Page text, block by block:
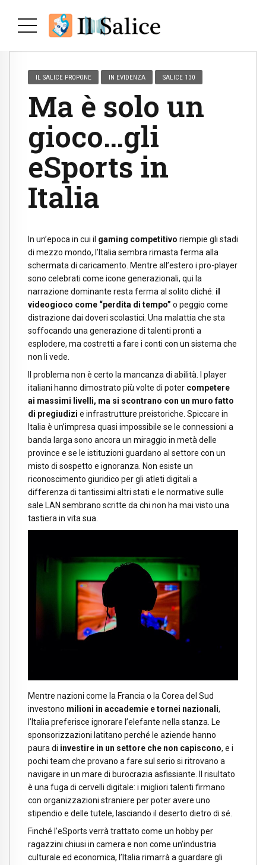
IL SALICE PROPONE IN EVIDENZA SALICE 130
Ma è solo un
gioco…gli
eSports in
Italia
In un’epoca in cui il gaming competitivo riempie gli stadi
di mezzo mondo, l’Italia sembra rimasta ferma alla
schermata di caricamento. Mentre all’estero i pro-player
sono celebrati come icone generazionali, qui la
narrazione dominante resta ferma al solito cliché: il
videogioco come “perdita di tempo” o peggio come
distrazione dai doveri scolastici. Una malattia che sta
soffocando una generazione di talenti pronti a
esplodere, ma costretti a fare i conti con un sistema che
non li vede.
Il problema non è certo la mancanza di abilità. I player
italiani hanno dimostrato più volte di poter competere
ai massimi livelli, ma si scontrano con un muro fatto
di pregiudizi e infrastrutture preistoriche. Spiccare in
Italia è un’impresa quasi impossibile se le connessioni a
banda larga sono ancora un miraggio in metà delle
province e se le istituzioni guardano al settore con un
misto di sospetto e ignoranza. Non esiste un
riconoscimento giuridico per gli atleti digitali a
differenza di tantissimi altri stati e le normative sulle
sale LAN sembrano scritte da chi non ha mai visto una
tastiera in vita sua.
Mentre nazioni come la Francia o la Corea del Sud
investono milioni in accademie e tornei nazionali,
l’Italia preferisce ignorare l’elefante nella stanza. Le
sponsorizzazioni latitano perché le aziende hanno
paura di investire in un settore che non capiscono, e i
pochi team che provano a fare sul serio si ritrovano a
navigare in un mare di burocrazia asfissiante. Il risultato
è una fuga di cervelli digitale: i migliori talenti firmano
con organizzazioni straniere per poter avere uno
stipendio e delle tutele, lasciando il deserto dietro di sé.
Finché l’eSports verrà trattato come un hobby per
ragazzini chiusi in camera e non come un’industria
culturale ed economica, l’Italia rimarrà a guardare gli